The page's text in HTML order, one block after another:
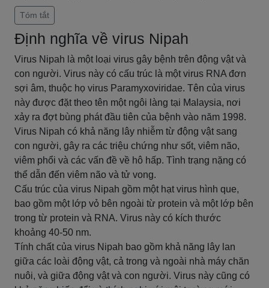
Tóm tắt
Định nghĩa về virus Nipah
Virus Nipah là một loại virus gây bệnh trên động vật và
con người. Virus này có cấu trúc là một virus RNA đơn
sợi âm, thuộc họ virus Paramyxoviridae. Tên của virus
này được đặt theo tên một ngôi làng tại Malaysia, nơi
xảy ra đợt bùng phát đầu tiên của bệnh vào năm 1998.
Virus Nipah có khả năng lây nhiễm từ động vật sang
con người, gây ra các triệu chứng như sốt, viêm não,
viêm phổi và các vấn đề về hô hấp. Tình trạng nặng có
thể dẫn đến viêm não và tử vong.
Cấu trúc của virus Nipah gồm một hạt virus hình que,
bao gồm một lớp vỏ bên ngoài từ protein và một lớp bên
trong từ protein và RNA. Virus này có kích thước
khoảng 40-50 nm.
Tính chất của virus Nipah bao gồm khả năng lây lan
giữa các loài động vật, cả trong và ngoài nhà máy chăn
nuôi, và giữa động vật và con người. Virus này cũng có